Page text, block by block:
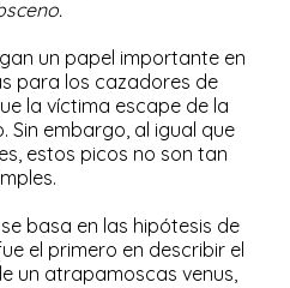
un papel importante en
para los cazadores de
la víctima escape de la
embargo, al igual que
estos picos no son tan
basa en las hipótesis de
el primero en describir el
un atrapamoscas venus,